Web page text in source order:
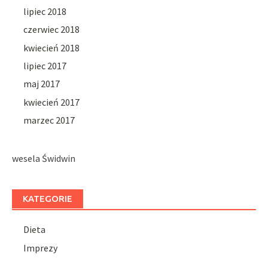
lipiec 2018
czerwiec 2018
kwiecień 2018
lipiec 2017
maj 2017
kwiecień 2017
marzec 2017
wesela Świdwin
KATEGORIE
Dieta
Imprezy